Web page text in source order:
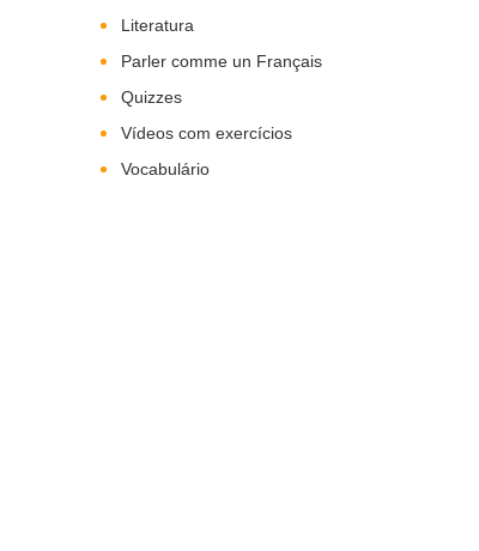
Literatura
Parler comme un Français
Quizzes
Vídeos com exercícios
Vocabulário